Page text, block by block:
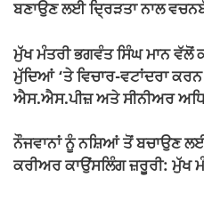
ਬਣਾਉਣ ਲਈ ਦ੍ਰਿੜਤਾ ਨਾਲ
ਮੁੱਖ ਮੰਤਰੀ ਭਗਵੰਤ ਸਿੰਘ ਮਾਨ ਵੱਲੋਂ
ਮੁੱਦਿਆਂ ‘ਤੇ ਵਿਚਾਰ-ਵਟਾਂਦਰਾ
ਐਸ.ਐਸ.ਪੀਜ਼ ਅਤੇ ਸੀਨੀਅਰ
ਨੌਜਵਾਨਾਂ ਨੂੰ ਨਸ਼ਿਆਂ ਤੋਂ ਬਚਾਉਣ
ਕਰੀਅਰ ਕਾਉਂਸਲਿੰਗ ਜ਼ਰੂਰੀ: ਮੁੱਖ